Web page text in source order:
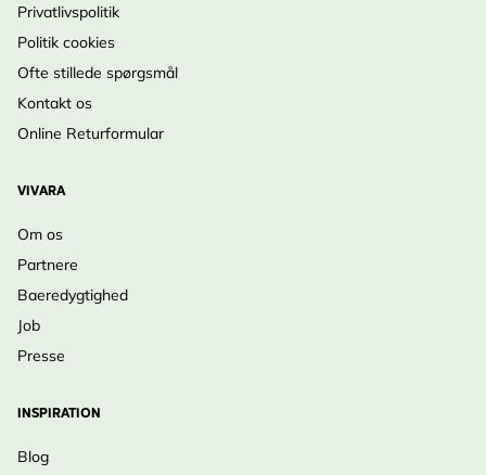
Privatlivspolitik
Politik cookies
Ofte stillede spørgsmål
Kontakt os
Online Returformular
VIVARA
Om os
Partnere
Baeredygtighed
Job
Presse
INSPIRATION
Blog